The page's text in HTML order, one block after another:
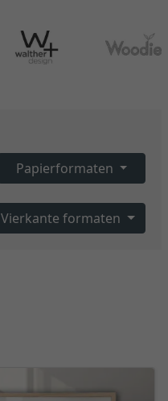
Papierformaten
Vierkante formaten